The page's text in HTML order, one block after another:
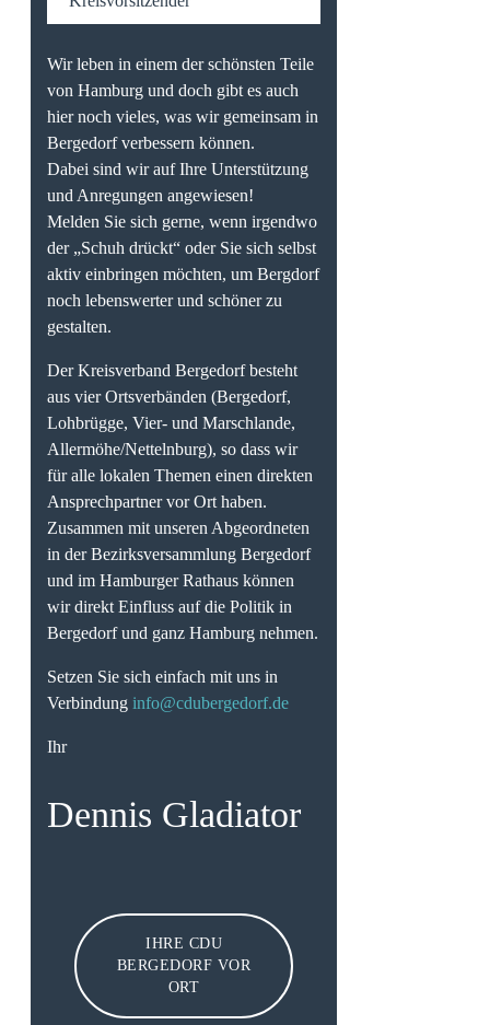
Wir leben in einem der schönsten Teile
von Hamburg und doch gibt es auch
hier noch vieles, was wir gemeinsam in
Bergedorf verbessern können.
Dabei sind wir auf Ihre Unterstützung
und Anregungen angewiesen!
Melden Sie sich gerne, wenn irgendwo
der „Schuh drückt“ oder Sie sich selbst
aktiv einbringen möchten, um Bergdorf
noch lebenswerter und schöner zu
gestalten.
Der Kreisverband Bergedorf besteht
aus vier Ortsverbänden (Bergedorf,
Lohbrügge, Vier- und Marschlande,
Allermöhe/Nettelnburg), so dass wir
für alle lokalen Themen einen direkten
Ansprechpartner vor Ort haben.
Zusammen mit unseren Abgeordneten
in der Bezirksversammlung Bergedorf
und im Hamburger Rathaus können
wir direkt Einfluss auf die Politik in
Bergedorf und ganz Hamburg nehmen.
Setzen Sie sich einfach mit uns in
Verbindung info@cdubergedorf.de
Ihr
Dennis Gladiator
IHRE CDU
BERGEDORF VOR
ORT